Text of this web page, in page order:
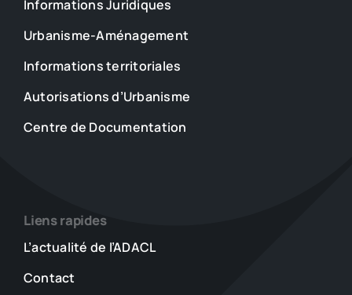
Informations Juridiques
Urbanisme-Aménagement
Informations territoriales
Autorisations d’Urbanisme
Centre de Documentation
Liens rapides
L’actualité de l’ADACL
Contact